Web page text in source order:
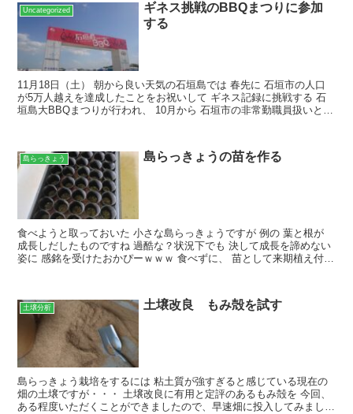
Uncategorized
ギネス挑戦のBBQまつりに参加
する
11月18日（土） 朝から良い天気の石垣島では 春先に 石垣市の人口
が5万人越えを達成したことをお祝いして ギネス記録に挑戦する 石
垣島大BBQまつりが行われ、 10月から 石垣市の非常勤職員扱いとな
島らっきょう 島らっきょうの苗を作る
食べようと取っておいた 小さな島らっきょうですが 例の 葉と根が
成長しだしたものですね 過酷な？状況下でも 決して成長を諦めない
姿に 感銘を受けたおかぴーｗｗｗ 食べずに、 苗として来期植え付け
土壌分析 土壌改良 もみ殻を試す
島らっきょう栽培をするには 粘土質が強すぎると感じている現在の
畑の土壌ですが・・・ 土壌改良に有用と定評のあるもみ殻を 今回、
ある程度いただくことができましたので、早速畑に投入してみましょ